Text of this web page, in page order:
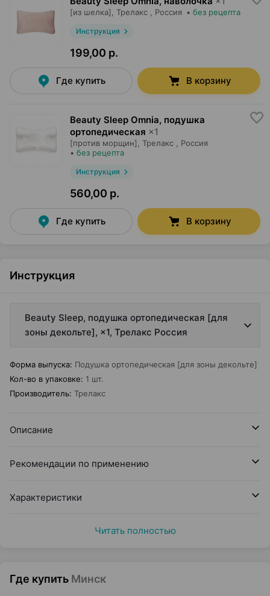
[из шелка], Трелакс , Россия • без рецепта
Инструкция
199,00 р.
Где купить В корзину
Beauty Sleep Omnia, подушка
ортопедическая ×1
[против морщин], Трелакс
, Россия
• без рецепта
Инструкция
560,00 р.
Где купить В корзину
Инструкция
Beauty Sleep, подушка ортопедическая [для
зоны декольте], ×1, Трелакс Россия
Форма выпуска: Подушка ортопедическая [для зоны декольте]
Кол-во в упаковке: 1 шт.
Производитель: Трелакс
Описание
Рекомендации по применению
Характеристики
Читать полностью
Где купить Минск